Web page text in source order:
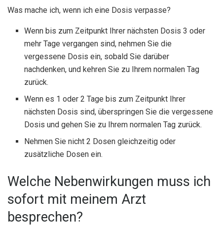
Was mache ich, wenn ich eine Dosis verpasse?
Wenn bis zum Zeitpunkt Ihrer nächsten Dosis 3 oder
mehr Tage vergangen sind, nehmen Sie die
vergessene Dosis ein, sobald Sie darüber
nachdenken, und kehren Sie zu Ihrem normalen Tag
zurück.
Wenn es 1 oder 2 Tage bis zum Zeitpunkt Ihrer
nächsten Dosis sind, überspringen Sie die vergessene
Dosis und gehen Sie zu Ihrem normalen Tag zurück.
Nehmen Sie nicht 2 Dosen gleichzeitig oder
zusätzliche Dosen ein.
Welche Nebenwirkungen muss ich
sofort mit meinem Arzt
besprechen?